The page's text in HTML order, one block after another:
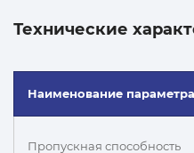
Технические
Наименование параметра
Пропускная способность